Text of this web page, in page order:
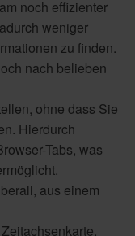
noch effizienter
weniger
zu finden.
nach belieben
ohne dass Sie
Hierdurch
Tabs, was
aus einem